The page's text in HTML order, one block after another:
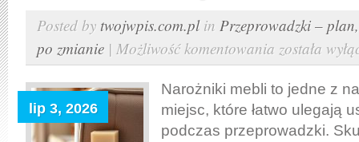
Posted by twojwpis.com.plin Przeprowadzki –
po zmianie | Możliwość komentowania Jak
skutecznie
zabezpieczyć
narożniki
została
lip 3, 2026
Narożniki mebli to jedne z
miejsc, które łatwo ulegają
podczas przeprowadzki.